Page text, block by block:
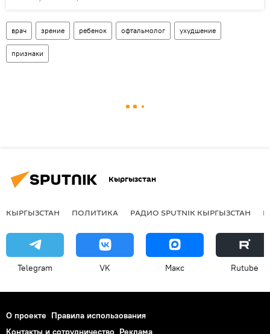
врач зрение ребенок офтальмолог ухудшение
признаки
Кыргызстан
КЫРГЫЗСТАН ПОЛИТИКА РАДИО SPUTNIK КЫРГЫЗСТАН
Telegram VK Макс Rutube
О проекте Правила использования
Контакты и сотрудничество Реклама